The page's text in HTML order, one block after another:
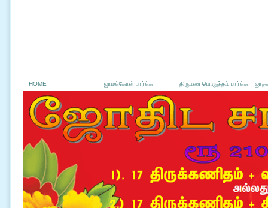
HOME ஜாமக்கோள் பார்க்க திருமண பொருத்தம் பார்க்க